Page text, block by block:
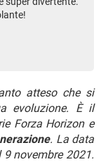
atteso che si
evoluzione. È il
Forza Horizon e
. La data
novembre 2021.